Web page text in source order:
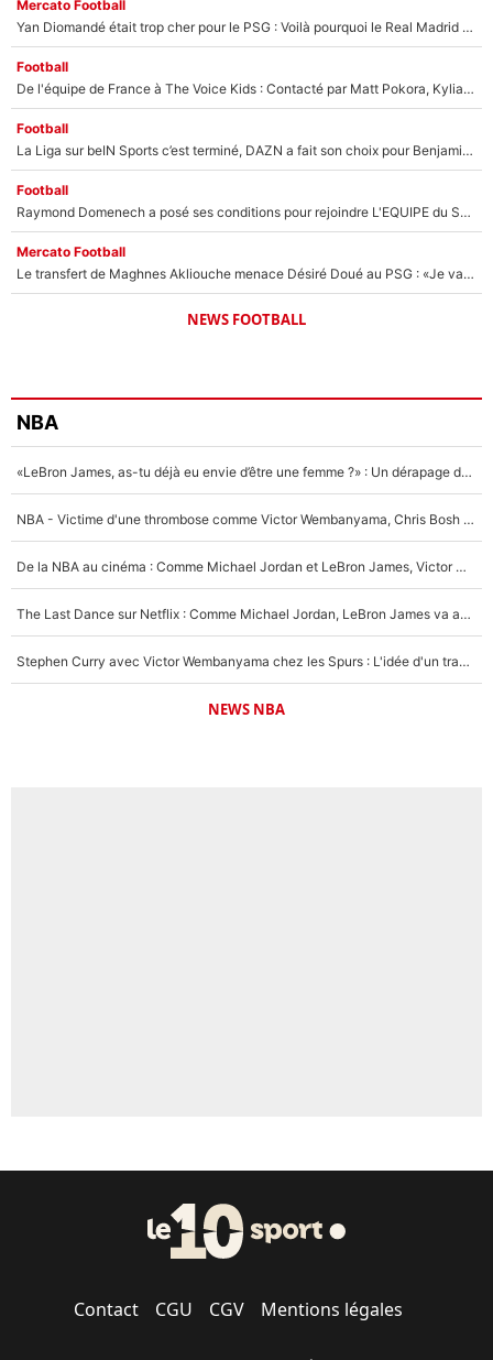
Mercato Football
Yan Diomandé était trop cher pour le PSG : Voilà pourquoi le Real Madrid a accepté de payer la somme record de 140M€ pour boucler son transfert !
Football
De l'équipe de France à The Voice Kids : Contacté par Matt Pokora, Kylian Mbappé a accepté de jouer un rôle inédit sur TF1 !
Football
La Liga sur beIN Sports c’est terminé, DAZN a fait son choix pour Benjamin Da Silva et Omar Da Fonseca !
Football
Raymond Domenech a posé ses conditions pour rejoindre L'EQUIPE du Soir : Il refuse de faire l'émission avec un autre chroniqueur !
Mercato Football
Le transfert de Maghnes Akliouche menace Désiré Doué au PSG : «Je valide à 200%»
NEWS FOOTBALL
NBA
«LeBron James, as-tu déjà eu envie d’être une femme ?» : Un dérapage de Donald Trump sur la superstar de la NBA refait surface
NBA - Victime d'une thrombose comme Victor Wembanyama, Chris Bosh prévient le Français des risques sur sa santé : «J’ai failli mourir sur le coup et j’ai été ramené à la vie»
De la NBA au cinéma : Comme Michael Jordan et LeBron James, Victor Wembanyama rêve d'une carrière d'acteur !
The Last Dance sur Netflix : Comme Michael Jordan, LeBron James va avoir le droit à sa série !
Stephen Curry avec Victor Wembanyama chez les Spurs : L'idée d'un trade historique est lancée en NBA !
NEWS NBA
Contact CGU CGV Mentions légales